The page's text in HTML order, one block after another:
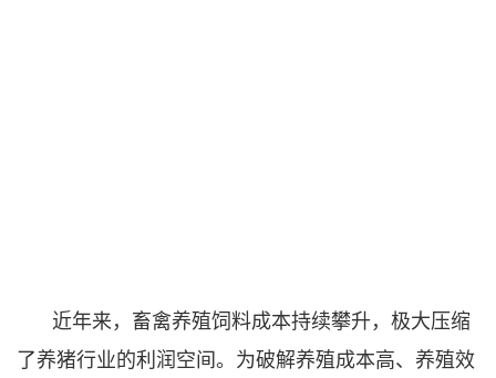
近年来，畜禽养殖饲料成本持续攀升，极大压缩
了养猪行业的利润空间。为破解养殖成本高、养殖效